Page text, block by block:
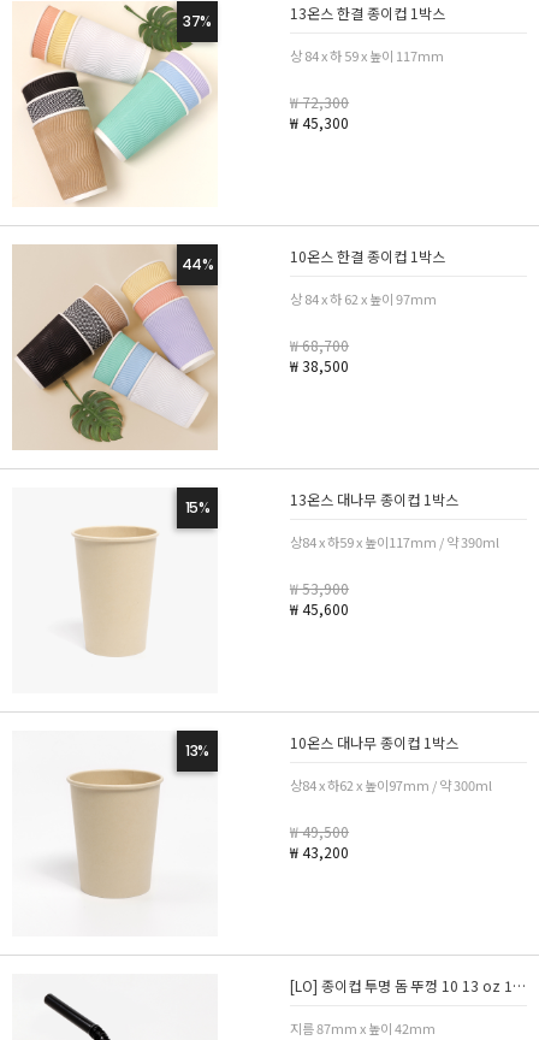
37% 13온스 한결 종이컵 1박스
상 84 x 하 59 x 높이 117mm
₩ 72,300
₩ 45,300
44% 10온스 한결 종이컵 1박스
상 84 x 하 62 x 높이 97mm
₩ 68,700
₩ 38,500
15% 13온스 대나무 종이컵 1박스
상84 x 하59 x 높이117mm / 약 390ml
₩ 53,900
₩ 45,600
13% 10온스 대나무 종이컵 1박스
상84 x 하62 x 높이97mm / 약 300ml
₩ 49,500
₩ 43,200
[LO] 종이컵 투명 돔 뚜껑 10 13 oz 1박스
지름 87mm x 높이 42mm